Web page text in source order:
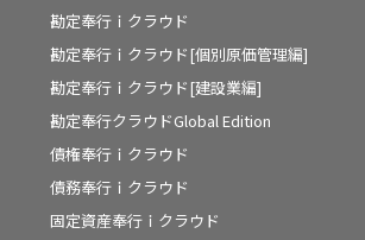
勘定奉行ｉクラウド
勘定奉行ｉクラウド[個別原価管理編]
勘定奉行ｉクラウド[建設業編]
勘定奉行クラウドGlobal Edition
債権奉行ｉクラウド
債務奉行ｉクラウド
固定資産奉行ｉクラウド